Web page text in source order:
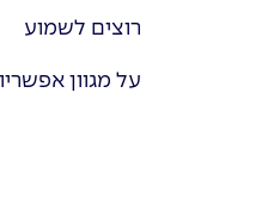
רוצים לשמוע
על מגוון